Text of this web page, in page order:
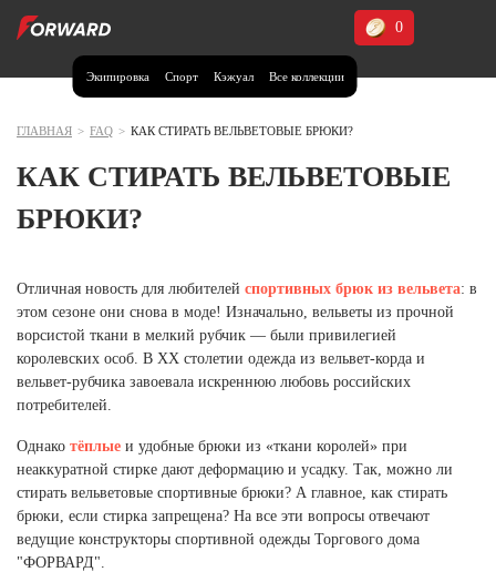
Экипировка Спорт Кэжуал Все коллекции
0
Москва и МО
Волгоградская область (1)
Воронежская область (1)
Дагестан (2)
Калининградская область (1)
Кемеровская область (2)
Краснодарский край (5)
Красноярский край (5)
Курская область (1)
Москва и МО (14)
Нижегородская область (1)
Новосибирская область (3)
Омская область (5)
ГЛАВНАЯ > FAQ > КАК СТИРАТЬ ВЕЛЬВЕТОВЫЕ БРЮКИ?
КАК СТИРАТЬ ВЕЛЬВЕТОВЫЕ
БРЮКИ?
Отличная новость для любителей спортивных брюк из вельвета: в
этом сезоне они снова в моде! Изначально, вельветы из прочной
ворсистой ткани в мелкий рубчик — были привилегией
королевских особ. В ХХ столетии одежда из вельвет-корда и
вельвет-рубчика завоевала искреннюю любовь российских
потребителей.
Однако тёплые и удобные брюки из «ткани королей» при
неаккуратной стирке дают деформацию и усадку. Так, можно ли
стирать вельветовые спортивные брюки? А главное, как стирать
брюки, если стирка запрещена? На все эти вопросы отвечают
ведущие конструкторы спортивной одежды Торгового дома
"ФОРВАРД".